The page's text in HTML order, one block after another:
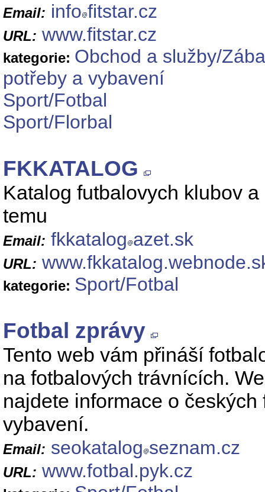
Email: info fitstar.cz
URL: www.fitstar.cz
kategorie: Obchod a služby/
potřeby a vybavení
Sport/Fotbal
Sport/Florbal
FKKATALOG
Katalog futbalovych klubov
temu
Email: fkkatalog azet.sk
URL:
kategorie: Sport/Fotbal
Fotbal zprávy
Tento web vám přináší
na fotbalových trávnících.
najdete informace o
vybavení.
Email: seokatalog seznam.cz
URL: www.fotbal.pyk.cz